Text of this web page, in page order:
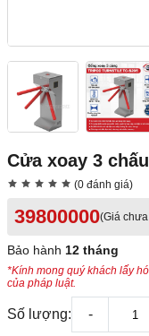
Cửa xoay 3
(0 đánh giá)
39800000(Giá
Bảo hành 12 tháng
*Kính mong quý khách lấy
của pháp luật.
Số lượng: -